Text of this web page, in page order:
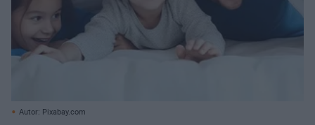
Autor: Pixabay.com